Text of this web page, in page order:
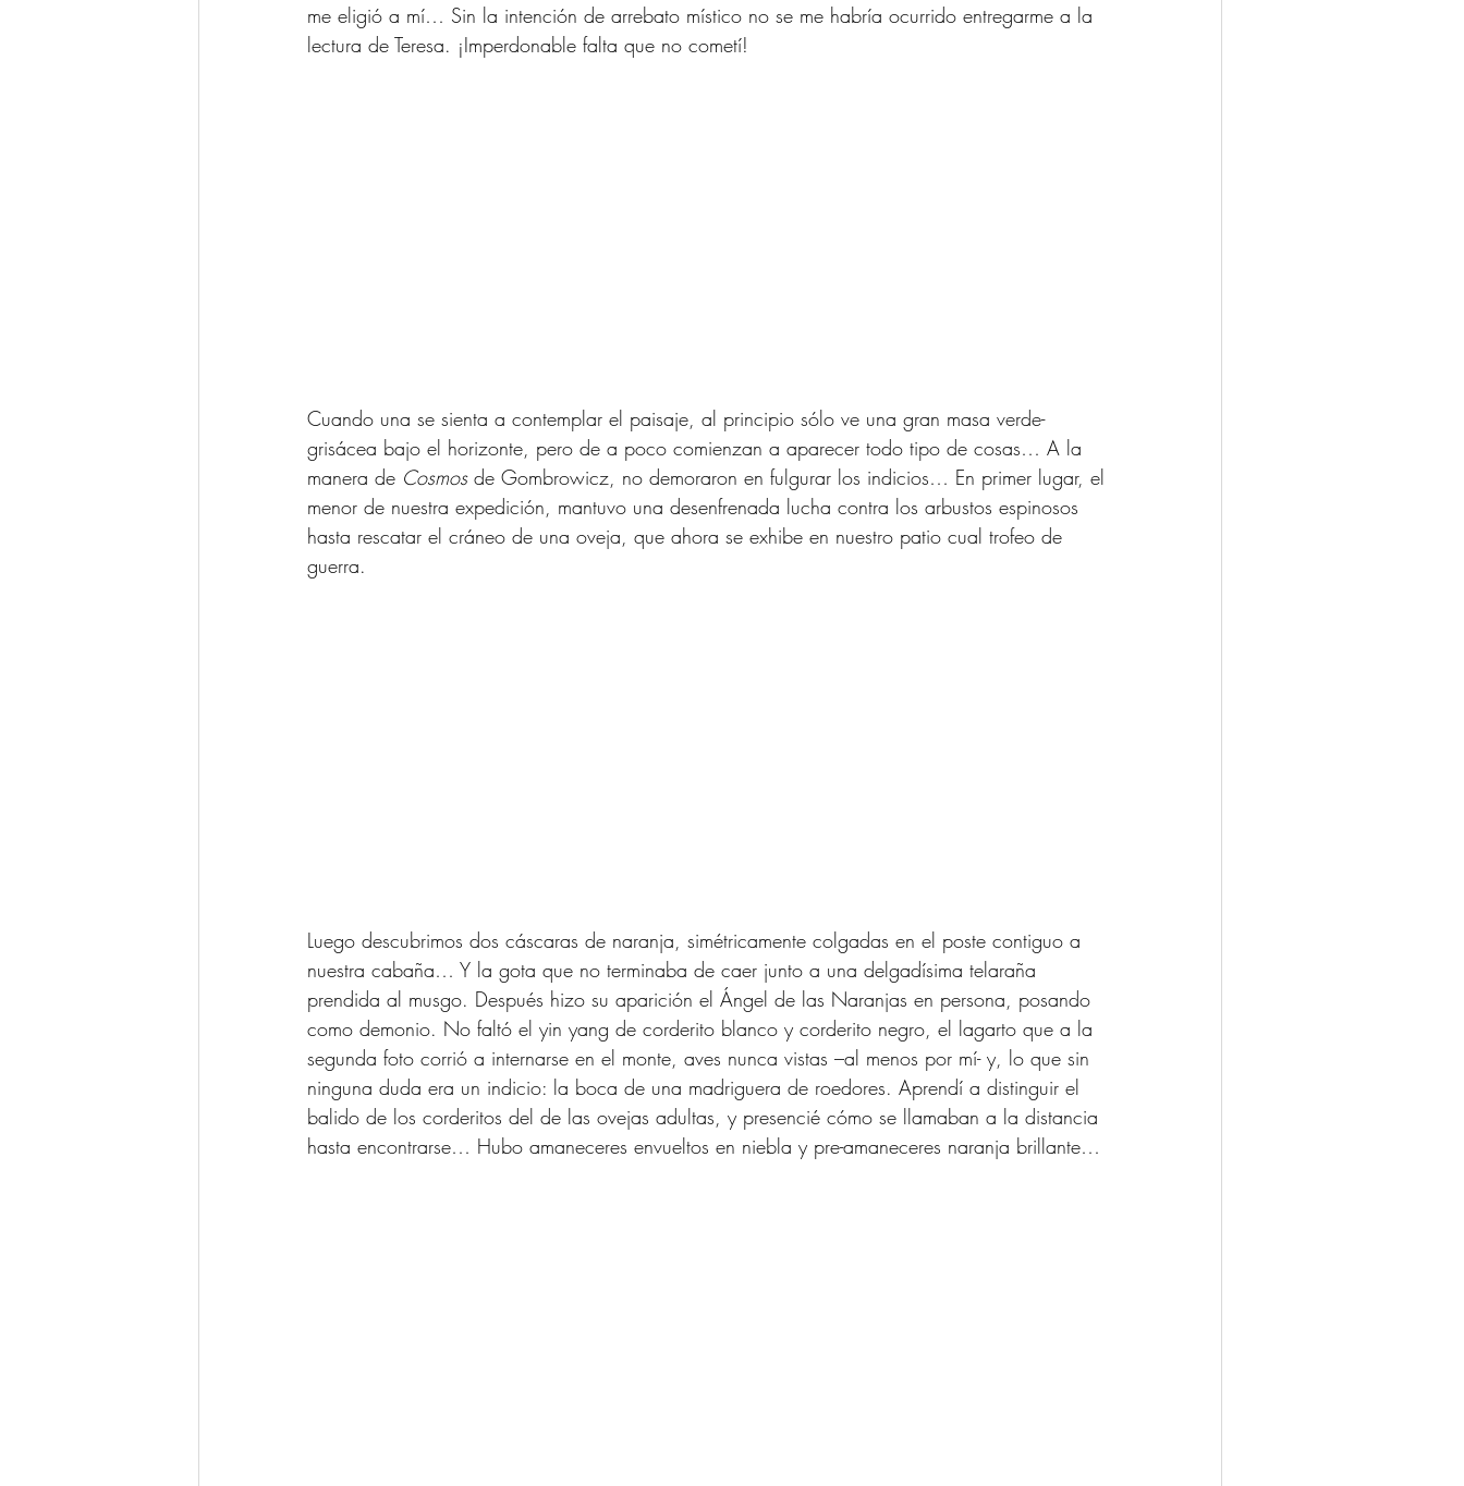
me eligió a mí… Sin la intención de arrebato místico no se me habría ocurrido entregarme a la
lectura de Teresa. ¡Imperdonable falta que no cometí!
Cuando una se sienta a contemplar el paisaje, al principio sólo ve una gran masa verde-
grisácea bajo el horizonte, pero de a poco comienzan a aparecer todo tipo de cosas… A la
manera de Cosmos de Gombrowicz, no demoraron en fulgurar los indicios… En primer lugar, el
menor de nuestra expedición, mantuvo una desenfrenada lucha contra los arbustos espinosos
hasta rescatar el cráneo de una oveja, que ahora se exhibe en nuestro patio cual trofeo de
guerra.
Luego descubrimos dos cáscaras de naranja, simétricamente colgadas en el poste contiguo a
nuestra cabaña… Y la gota que no terminaba de caer junto a una delgadísima telaraña
prendida al musgo. Después hizo su aparición el Ángel de las Naranjas en persona, posando
como demonio. No faltó el yin yang de corderito blanco y corderito negro, el lagarto que a la
segunda foto corrió a internarse en el monte, aves nunca vistas –al menos por mí- y, lo que sin
ninguna duda era un indicio: la boca de una madriguera de roedores. Aprendí a distinguir el
balido de los corderitos del de las ovejas adultas, y presencié cómo se llamaban a la distancia
hasta encontrarse… Hubo amaneceres envueltos en niebla y pre-amaneceres naranja brillante…